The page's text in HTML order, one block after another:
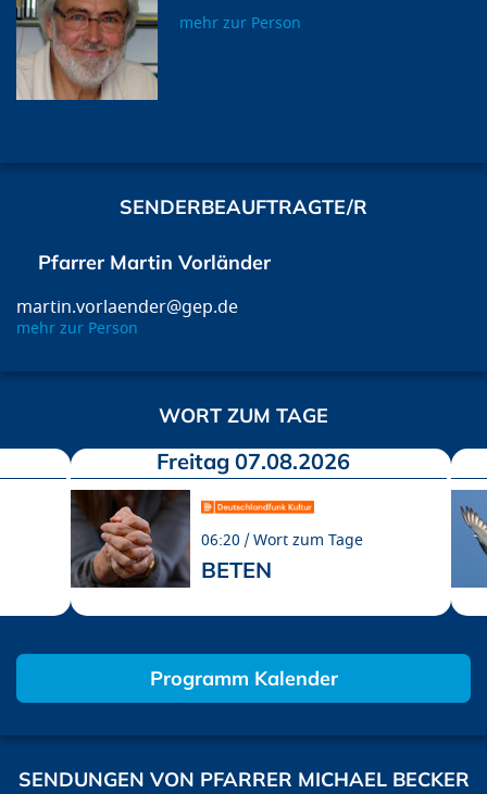
mehr zur Person
SENDERBEAUFTRAGTE/R
Pfarrer Martin Vorländer
martin.vorlaender@gep.de
mehr zur Person
WORT ZUM TAGE
Freitag 07.08.2026
06:20 Wort zum Tage
BETEN
Programm Kalender
SENDUNGEN VON PFARRER MICHAEL BECKER